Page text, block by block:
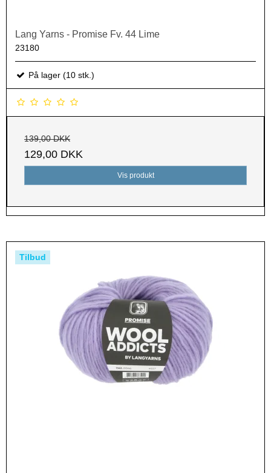
Lang Yarns - Promise Fv. 44 Lime
23180
På lager (10 stk.)
139,00 DKK
129,00 DKK
Vis produkt
Tilbud